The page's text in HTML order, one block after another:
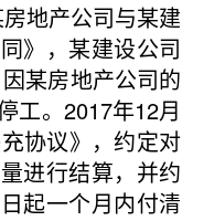
地产公司与某建
》，某建设公司
某房地产公司的
工。2017年12月
协议》，约定对
进行结算，并约
起一个月内付清